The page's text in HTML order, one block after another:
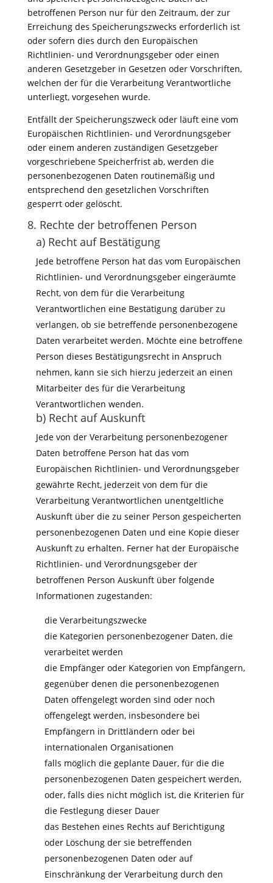
betroffenen Person nur für den Zeitraum, der zur
Erreichung des Speicherungszwecks erforderlich ist
oder sofern dies durch den Europäischen
Richtlinien- und Verordnungsgeber oder einen
anderen Gesetzgeber in Gesetzen oder Vorschriften,
welchen der für die Verarbeitung Verantwortliche
unterliegt, vorgesehen wurde.
Entfällt der Speicherungszweck oder läuft eine vom
Europäischen Richtlinien- und Verordnungsgeber
oder einem anderen zuständigen Gesetzgeber
vorgeschriebene Speicherfrist ab, werden die
personenbezogenen Daten routinemäßig und
entsprechend den gesetzlichen Vorschriften
gesperrt oder gelöscht.
8. Rechte der betroffenen Person
a) Recht auf Bestätigung
Jede betroffene Person hat das vom Europäischen
Richtlinien- und Verordnungsgeber eingeräumte
Recht, von dem für die Verarbeitung
Verantwortlichen eine Bestätigung darüber zu
verlangen, ob sie betreffende personenbezogene
Daten verarbeitet werden. Möchte eine betroffene
Person dieses Bestätigungsrecht in Anspruch
nehmen, kann sie sich hierzu jederzeit an einen
Mitarbeiter des für die Verarbeitung
Verantwortlichen wenden.
b) Recht auf Auskunft
Jede von der Verarbeitung personenbezogener
Daten betroffene Person hat das vom
Europäischen Richtlinien- und Verordnungsgeber
gewährte Recht, jederzeit von dem für die
Verarbeitung Verantwortlichen unentgeltliche
Auskunft über die zu seiner Person gespeicherten
personenbezogenen Daten und eine Kopie dieser
Auskunft zu erhalten. Ferner hat der Europäische
Richtlinien- und Verordnungsgeber der
betroffenen Person Auskunft über folgende
Informationen zugestanden:
die Verarbeitungszwecke
die Kategorien personenbezogener Daten, die
verarbeitet werden
die Empfänger oder Kategorien von Empfängern,
gegenüber denen die personenbezogenen
Daten offengelegt worden sind oder noch
offengelegt werden, insbesondere bei
Empfängern in Drittländern oder bei
internationalen Organisationen
falls möglich die geplante Dauer, für die die
personenbezogenen Daten gespeichert werden,
oder, falls dies nicht möglich ist, die Kriterien für
die Festlegung dieser Dauer
das Bestehen eines Rechts auf Berichtigung
oder Löschung der sie betreffenden
personenbezogenen Daten oder auf
Einschränkung der Verarbeitung durch den